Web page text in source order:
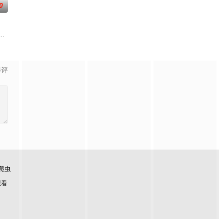
破坏仿生人的程序来让仿生人
”，轻松“躺赢”。然而，一场由“梦”引发的危机悄然而至
一个充满感官诱惑的虚拟领域。她在虚拟世界中释放欲望与幻想，与AI生成
虫